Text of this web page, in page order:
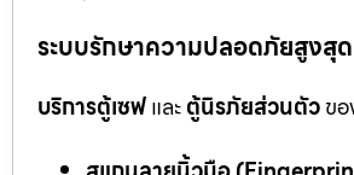
ระบบรักษาความปลอดภัยสูง
บริการตู้เซฟและตู้นิรภัยส่วนตัวข